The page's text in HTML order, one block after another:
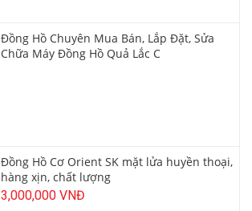
Đồng Hồ Chuyên Mua Bán, Lắp Đặt, Sửa
Chữa Máy Đồng Hồ Quả Lắc C
Đồng Hồ Cơ Orient SK mặt lửa huyền thoại,
hàng xịn, chất lượng
3,000,000 VNĐ